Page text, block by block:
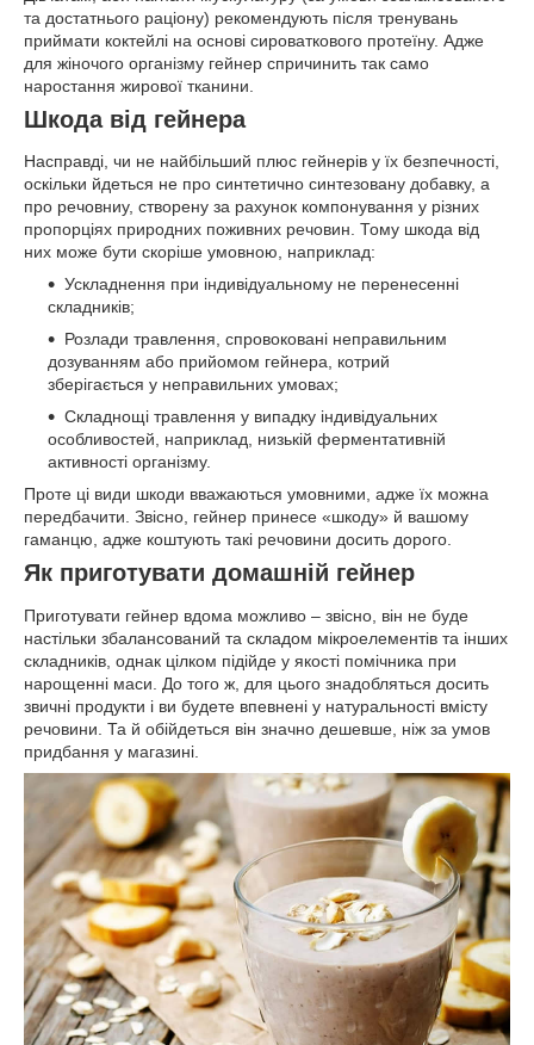
та достатнього раціону) рекомендують після тренувань
приймати коктейлі на основі сироваткового протеїну. Адже
для жіночого організму гейнер спричинить так само
наростання жирової тканини.
Шкода від гейнера
Насправді, чи не найбільший плюс гейнерів у їх безпечності,
оскільки йдеться не про синтетично синтезовану добавку, а
про речовниу, створену за рахунок компонування у різних
пропорціях природних поживних речовин. Тому шкода від
них може бути скоріше умовною, наприклад:
Ускладнення при індивідуальному не перенесенні
складників;
Розлади травлення, спровоковані неправильним
дозуванням або прийомом гейнера, котрий
зберігається у неправильних умовах;
Складнощі травлення у випадку індивідуальних
особливостей, наприклад, низькій ферментативній
активності організму.
Проте ці види шкоди вважаються умовними, адже їх можна
передбачити. Звісно, гейнер принесе «шкоду» й вашому
гаманцю, адже коштують такі речовини досить дорого.
Як приготувати домашній гейнер
Приготувати гейнер вдома можливо – звісно, він не буде
настільки збалансований та складом мікроелементів та інших
складників, однак цілком підійде у якості помічника при
нарощенні маси. До того ж, для цього знадобляться досить
звичні продукти і ви будете впевнені у натуральності вмісту
речовини. Та й обійдеться він значно дешевше, ніж за умов
придбання у магазині.